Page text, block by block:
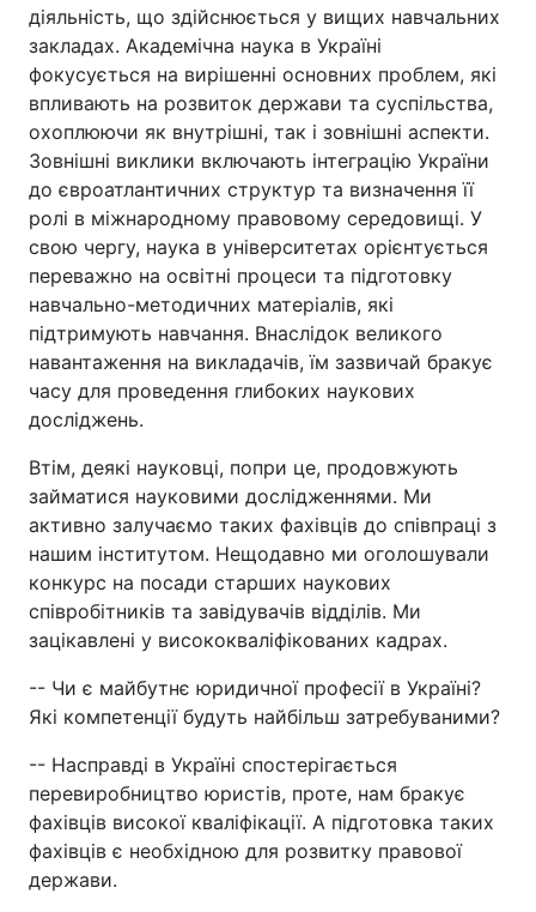
діяльність, що здійснюється у вищих навчальних
закладах. Академічна наука в Україні
фокусується на вирішенні основних проблем, які
впливають на розвиток держави та суспільства,
охоплюючи як внутрішні, так і зовнішні аспекти.
Зовнішні виклики включають інтеграцію України
до євроатлантичних структур та визначення її
ролі в міжнародному правовому середовищі. У
свою чергу, наука в університетах орієнтується
переважно на освітні процеси та підготовку
навчально-методичних матеріалів, які
підтримують навчання. Внаслідок великого
навантаження на викладачів, їм зазвичай бракує
часу для проведення глибоких наукових
досліджень.
Втім, деякі науковці, попри це, продовжують
займатися науковими дослідженнями. Ми
активно залучаємо таких фахівців до співпраці з
нашим інститутом. Нещодавно ми оголошували
конкурс на посади старших наукових
співробітників та завідувачів відділів. Ми
зацікавлені у висококваліфікованих кадрах.
-- Чи є майбутнє юридичної професії в Україні?
Які компетенції будуть найбільш затребуваними?
-- Насправді в Україні спостерігається
перевиробництво юристів, проте, нам бракує
фахівців високої кваліфікації. А підготовка таких
фахівців є необхідною для розвитку правової
держави.